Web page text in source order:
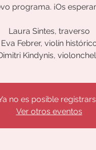
programa. ¡Os
Laura Sintes, traverso
Eva Febrer, violín
Kindynis,
no es posible
Ver otros eventos